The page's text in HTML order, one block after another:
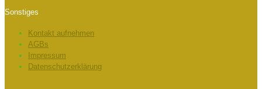
Sonstiges
Kontakt aufnehmen
AGBs
Impressum
Datenschutzerklärung